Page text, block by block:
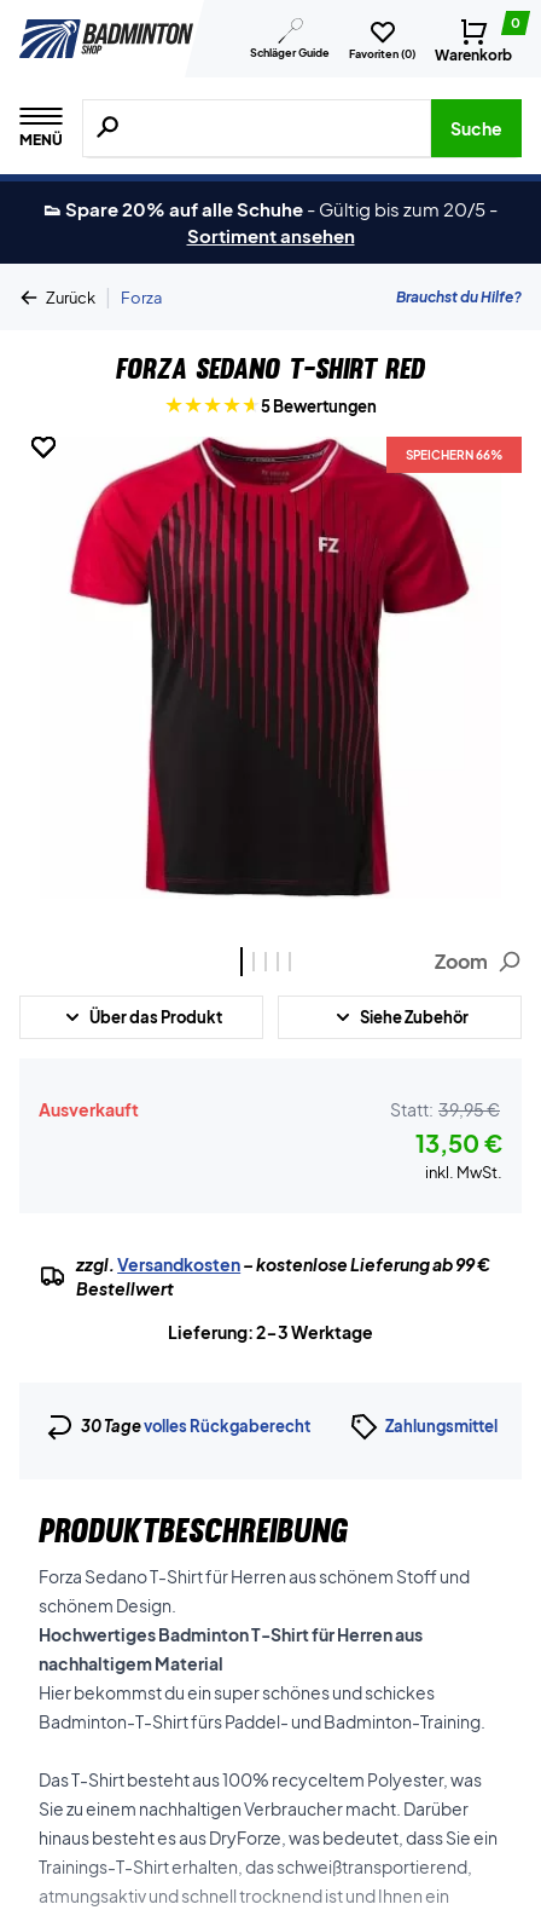
Schläger Guide Favoriten (0)
0
Warenkorb
MENÜ
Suche nach Produkten, Marken usw.
Suche
👟 Spare 20% auf alle Schuhe - Gültig bis zum 20/5 -
Sortiment ansehen
Zurück | Forza Brauchst du Hilfe?
Forza Sedano T-Shirt Red
5 Bewertungen
SPEICHERN 66%
SPEICHERN 66%
SPEICHERN 66%
SPEICHERN 66%
SPEICHERN 66%
Zoom
Über das Produkt Siehe Zubehör
Ausverkauft Statt: 39,95 €
13,50 €
inkl. MwSt.
zzgl.Versandkosten– kostenlose Lieferung ab 99 €
Bestellwert
Lieferung: 2-3 Werktage
30 Tagevolles Rückgaberecht Zahlungsmittel
PRODUKTBESCHREIBUNG
Forza Sedano T-Shirt für Herren aus schönem Stoff und
schönem Design.
Hochwertiges Badminton T-Shirt für Herren aus
nachhaltigem Material
Hier bekommst du ein super schönes und schickes
Badminton-T-Shirt fürs Paddel- und Badminton-Training.
Das T-Shirt besteht aus 100% recyceltem Polyester, was
Sie zu einem nachhaltigen Verbraucher macht. Darüber
hinaus besteht es aus DryForze, was bedeutet, dass Sie ein
Trainings-T-Shirt erhalten, das schweißtransportierend,
atmungsaktiv und schnell trocknend ist und Ihnen ein